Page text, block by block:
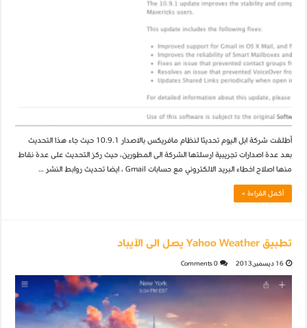
أطلقت شركة ابل اليوم تحديثا لنظام مافريكس بالاصدار 10.9.1 حيث جاء هذا التحديث
بعد عدة اصدارات تجريبية ارسلتها الشركة الى المطورين، حيث ركز التحديث على عدة نقاط
منها اصلاح اخطاء البريد الالكتروني مع حسابات Gmail ، ايضا تحديث روابط النشر …
أكمل القراءة »
تطبيق Yahoo Weather يصل الى الآيباد
16 ديسمبر,2013 0 Comments